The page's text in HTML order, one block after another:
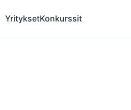
YrityksetKonkurssit